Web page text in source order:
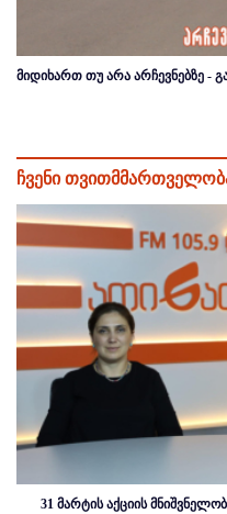
მიდიხართ თუ არა არჩევნებზე -
ჩვენი
31 მარტის აქციის